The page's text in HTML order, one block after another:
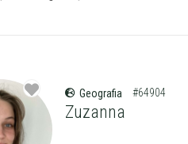
Geografia #64904
Zuzanna